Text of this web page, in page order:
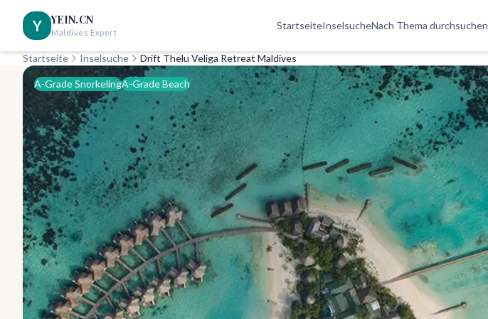
Y YEIN.CN
Maldives Expert
StartseiteInselsucheNach Thema durchsuchen
Startseite Inselsuche Drift Thelu Veliga Retreat Maldives
A-Grade SnorkelingA-Grade Beach